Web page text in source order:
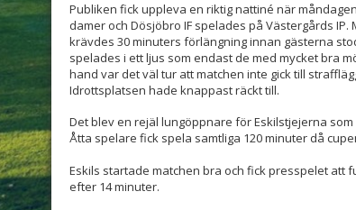
Publiken fick uppleva en riktig nattiné när
damer och Dösjöbro IF spelades på Västergårds
krävdes 30 minuters förlängning innan gästerna
spelades i ett ljus som endast de med mycket bra
hand var det väl tur att matchen inte gick till
Idrottsplatsen hade knappast räckt till.
Det blev en rejäl lungöppnare för Eskilstjejerna
Åtta spelare fick spela samtliga 120 minuter då
Eskils startade matchen bra och fick presspelet att
efter 14 minuter.